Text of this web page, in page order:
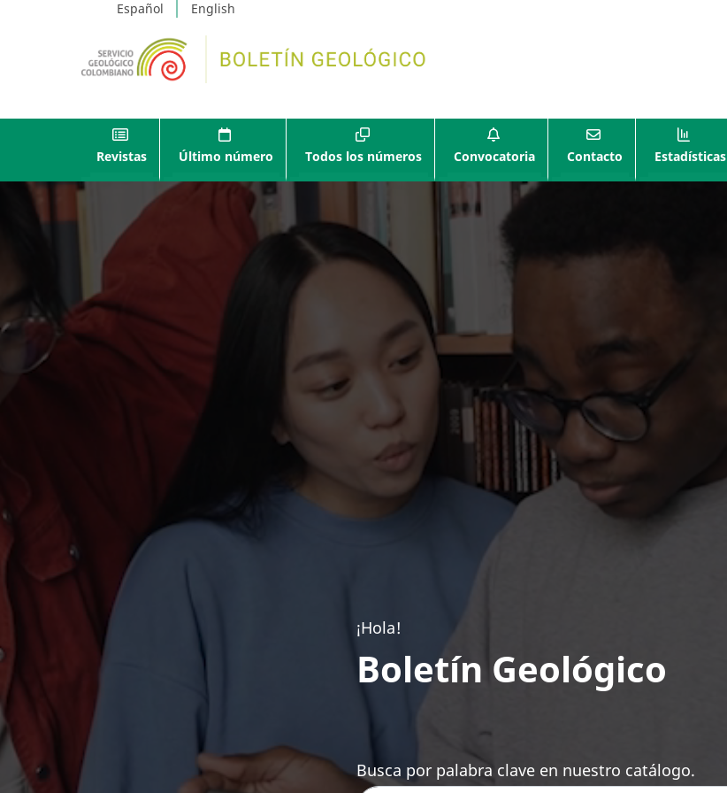
Español English
Revistas Último número Todos los números Convocatoria Contacto Estadísticas
¡Hola!
Boletín Geológico
Busca por palabra clave en nuestro catálogo.